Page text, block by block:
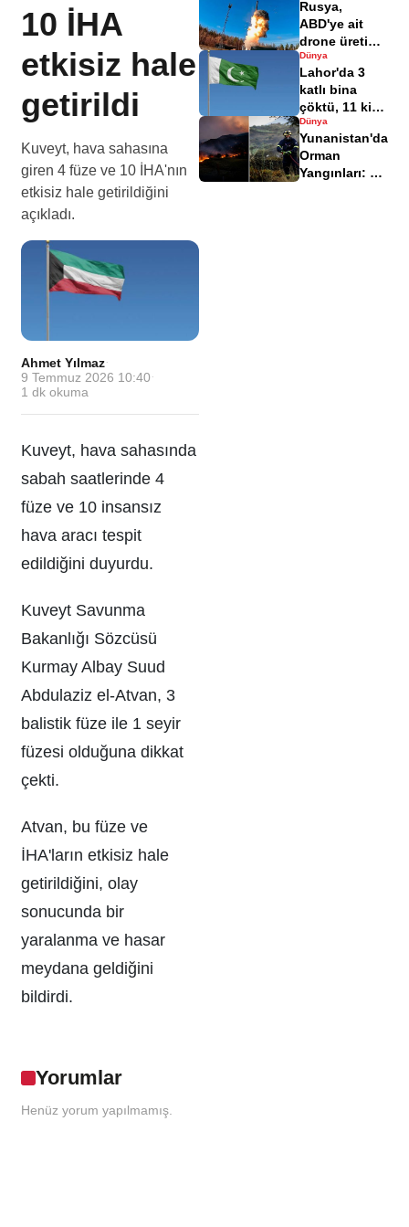
10 İHA
etkisiz hale
getirildi
Kuveyt, hava sahasına
giren 4 füze ve 10 İHA'nın
etkisiz hale getirildiğini
açıkladı.
Ahmet Yılmaz·
9 Temmuz 2026 10:40 ·
1 dk okuma
Kuveyt, hava sahasında
sabah saatlerinde 4
füze ve 10 insansız
hava aracı tespit
edildiğini duyurdu.
Kuveyt Savunma
Bakanlığı Sözcüsü
Kurmay Albay Suud
Abdulaziz el-Atvan, 3
balistik füze ile 1 seyir
füzesi olduğuna dikkat
çekti.
Atvan, bu füze ve
İHA'ların etkisiz hale
getirildiğini, olay
sonucunda bir
yaralanma ve hasar
meydana geldiğini
bildirdi.
Rusya,
ABD'ye ait
drone üretim
tesisini
balistik füze
ile vurdu
Dünya
Lahor'da 3
katlı bina
çöktü, 11 kişi
hayatını
kaybetti
Dünya
Yunanistan'da
Orman
Yangınları: 3
Yorumlar
Henüz yorum yapılmamış.